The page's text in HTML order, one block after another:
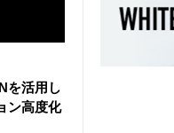
を活用し
ン高度化